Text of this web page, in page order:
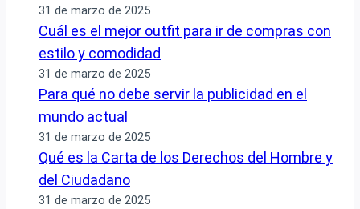
31 de marzo de 2025
Cuál es el mejor outfit para ir de compras con
estilo y comodidad
31 de marzo de 2025
Para qué no debe servir la publicidad en el
mundo actual
31 de marzo de 2025
Qué es la Carta de los Derechos del Hombre y
del Ciudadano
31 de marzo de 2025